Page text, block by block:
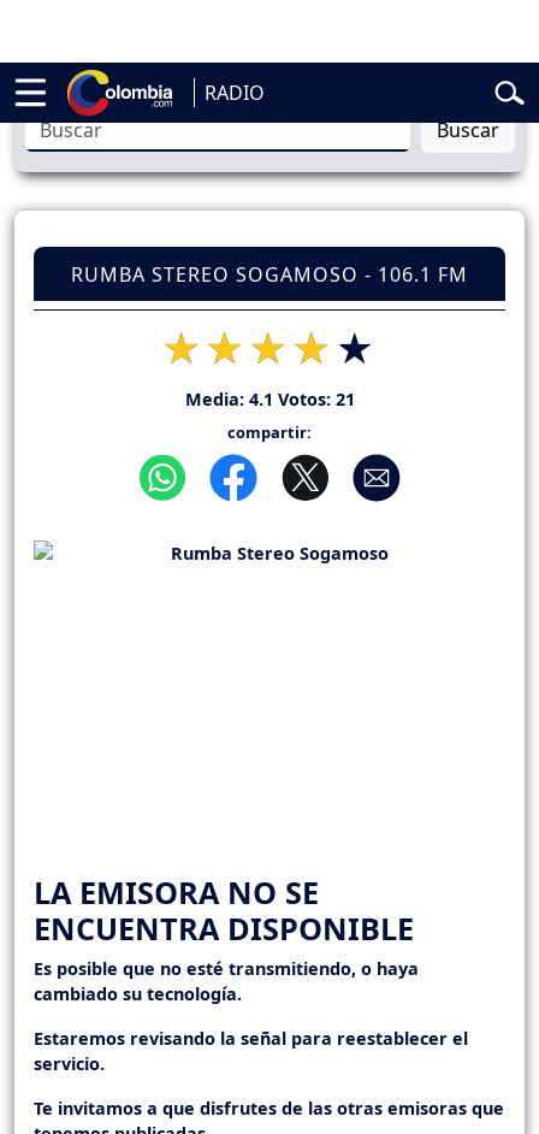
RADIO
de la Espriella Vuelta a Colombia
Buscar
RUMBA STEREO SOGAMOSO - 106.1 FM
Media: 4.1 Votos: 21
compartir:
LA EMISORA NO SE
ENCUENTRA DISPONIBLE
Es posible que no esté transmitiendo, o haya
cambiado su tecnología.
Estaremos revisando la señal para reestablecer el
servicio.
Te invitamos a que disfrutes de las otras emisoras que